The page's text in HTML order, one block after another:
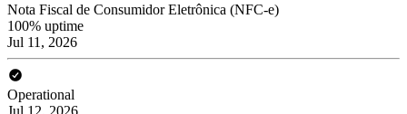
Nota Fiscal de Consumidor Eletrônica (NFC-e)
100% uptime
Jul 11, 2026
Operational
Jul 12, 2026